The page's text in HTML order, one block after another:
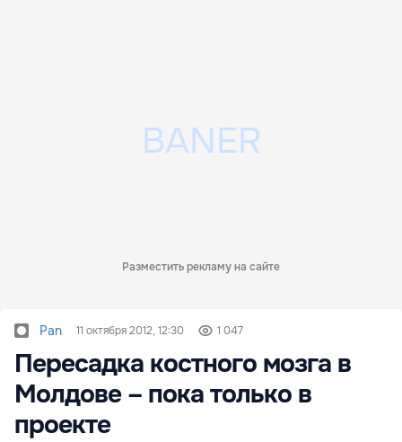
Разместить рекламу на сайте
Pan 11 октября 2012, 12:30 1 047
Пересадка костного мозга в
Молдове – пока только в
проекте